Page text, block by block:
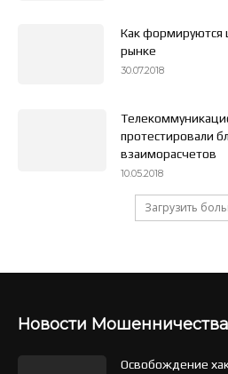
Как формируются
рынке
30.07.2018
протестировали
взаиморасчетов
10.05.2018
Загрузить
Новости Мошенничества
Освобождение